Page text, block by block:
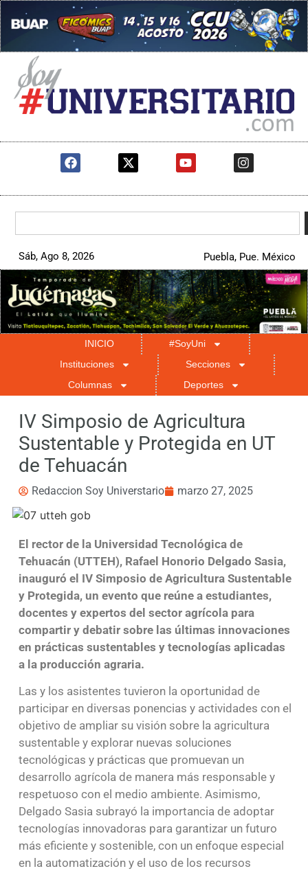
Sáb, Ago 8, 2026 Puebla, Pue. México
INICIO
#SoyUni
Instituciones
Secciones
Columnas
Deportes
IV Simposio de Agricultura
Sustentable y Protegida en UT
de Tehuacán
Redaccion Soy Universtario marzo 27, 2025
El rector de la Universidad Tecnológica de
Tehuacán (UTTEH), Rafael Honorio Delgado Sasia,
inauguró el IV Simposio de Agricultura Sustentable
y Protegida, un evento que reúne a estudiantes,
docentes y expertos del sector agrícola para
compartir y debatir sobre las últimas innovaciones
en prácticas sustentables y tecnologías aplicadas
a la producción agraria.
Las y los asistentes tuvieron la oportunidad de
participar en diversas ponencias y actividades con el
objetivo de ampliar su visión sobre la agricultura
sustentable y explorar nuevas soluciones
tecnológicas y prácticas que promuevan un
desarrollo agrícola de manera más responsable y
respetuoso con el medio ambiente. Asimismo,
Delgado Sasia subrayó la importancia de adoptar
tecnologías innovadoras para garantizar un futuro
más eficiente y sostenible, con un enfoque especial
en la automatización y el uso de los recursos